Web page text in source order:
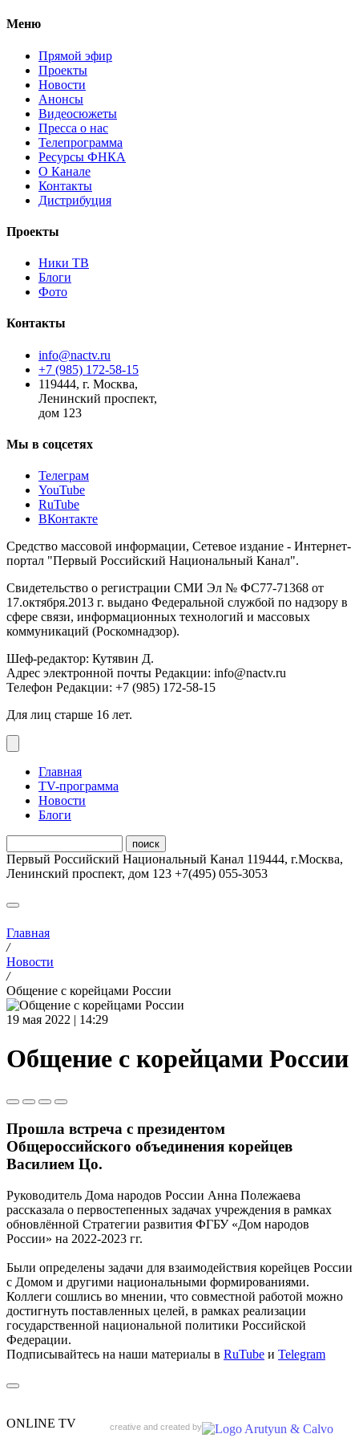
Меню
Прямой эфир
Проекты
Новости
Анонсы
Видеосюжеты
Пресса о нас
Телепрограмма
Ресурсы ФНКА
О Канале
Контакты
Дистрибуция
Проекты
Ники ТВ
Блоги
Фото
Контакты
info@nactv.ru
+7 (985) 172-58-15
119444, г. Москва,
Ленинский проспект,
дом 123
Мы в соцсетях
Телеграм
YouTube
RuTube
ВКонтакте
Средство массовой информации, Сетевое издание - Интернет-
портал "Первый Российский Национальный Канал".
Свидетельство о регистрации СМИ Эл № ФС77-71368 от
17.октября.2013 г. выдано Федеральной службой по надзору в
сфере связи, информационных технологий и массовых
коммуникаций (Роскомнадзор).
Шеф-редактор: Кутявин Д.
Адрес электронной почты Редакции: info@nactv.ru
Телефон Редакции: +7 (985) 172-58-15
Для лиц старше 16 лет.
creative and created by
Главная
ТV-программа
Новости
Блоги
Первый Российский Национальный Канал 119444, г.Москва,
Ленинский проспект, дом 123 +7(495) 055-3053
Главная
/
Новости
/
Общение с корейцами России
19 мая 2022 | 14:29
Общение с корейцами России
Прошла встреча с президентом
Общероссийского объединения корейцев
Василием Цо.
Руководитель Дома народов России Анна Полежаева
рассказала о первостепенных задачах учреждения в рамках
обновлённой Стратегии развития ФГБУ «Дом народов
России» на 2022-2023 гг.
Были определены задачи для взаимодействия корейцев России
с Домом и другими национальными формированиями.
Коллеги сошлись во мнении, что совместной работой можно
достигнуть поставленных целей, в рамках реализации
государственной национальной политики Российской
Федерации.
Подписывайтесь на наши материалы в RuTube и Telegram
ONLINE TV